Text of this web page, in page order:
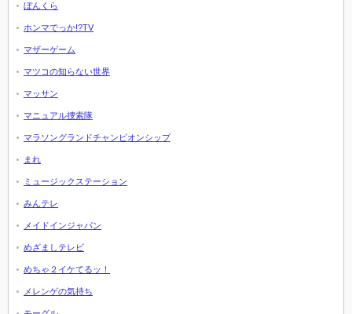
ぼんくら
ホンマでっか!?TV
マザーゲーム
マツコの知らない世界
マッサン
マニュアル捜索隊
マラソングランドチャンピオンシップ
まれ
ミュージックステーション
みんテレ
メイドインジャパン
めざましテレビ
めちゃ２イケてるッ！
メレンゲの気持ち